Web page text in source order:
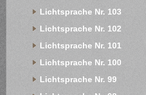
Lichtsprache Nr. 103
Lichtsprache Nr. 102
Lichtsprache Nr. 101
Lichtsprache Nr. 100
Lichtsprache Nr. 99